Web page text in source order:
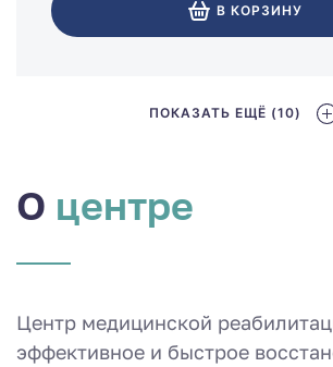
В КОРЗИНУ
ПОКАЗАТЬ ЕЩЁ (10)
О центре
Центр медицинской
эффективное и быстрое